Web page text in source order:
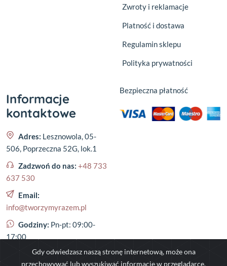
Zwroty i reklamacje
Platność i dostawa
Regulamin sklepu
Polityka prywatności
Informacje
kontaktowe
Adres: Lesznowola, 05-
506, Poprzeczna 52G, lok.1
Zadzwoń do nas: +48 733
637 530
Email:
info@tworzymyrazem.pl
Godziny: Pn-pt: 09:00-
17:00
Bezpieczna płatność
Gdy odwiedzasz naszą stronę internetową, może ona
przechowywać lub wyszukiwać informacje w przeglądarce,